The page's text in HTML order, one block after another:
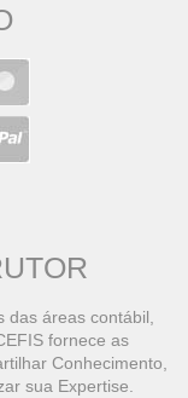
das áreas contábil,
fornece as
Conhecimento,
sua Expertise.